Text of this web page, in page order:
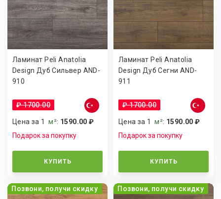
Ламинат Peli Anatolia
Design Дуб Сильвер AND-
910
₽ 1700.00
Цена за 1м²: 1590.00 ₽
Подарок за покупку
КУПИТЬ
Ламинат Peli Anatolia
Design Дуб Сегни AND-
911
₽ 1700.00
Цена за 1м²: 1590.00 ₽
Подарок за покупку
КУПИТЬ
Позвони, получи скидку Позвони, получи скидку